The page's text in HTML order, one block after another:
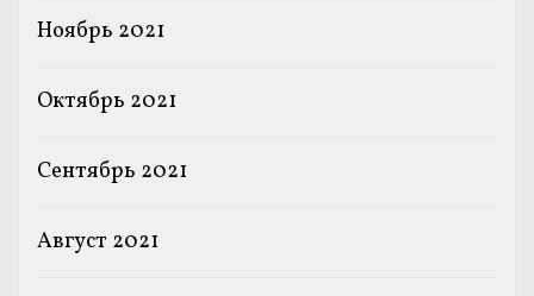
Ноябрь 2021
Октябрь 2021
Сентябрь 2021
Август 2021